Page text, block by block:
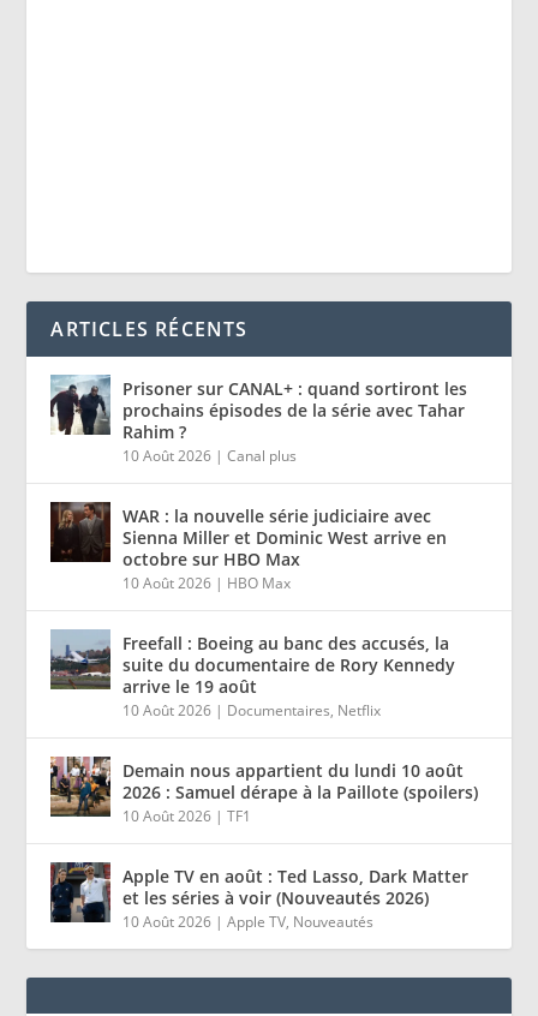
ARTICLES RÉCENTS
Prisoner sur CANAL+ : quand sortiront les
prochains épisodes de la série avec Tahar
Rahim ?
10 Août 2026 |Canal plus
WAR : la nouvelle série judiciaire avec
Sienna Miller et Dominic West arrive en
octobre sur HBO Max
10 Août 2026 | HBO Max
Freefall : Boeing au banc des accusés, la
suite du documentaire de Rory Kennedy
arrive le 19 août
10 Août 2026 | Documentaires, Netflix
Demain nous appartient du lundi 10 août
2026 : Samuel dérape à la Paillote (spoilers)
10 Août 2026 |TF1
Apple TV en août : Ted Lasso, Dark Matter
et les séries à voir (Nouveautés 2026)
10 Août 2026 |Apple TV, Nouveautés